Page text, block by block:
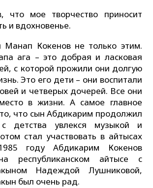
что мое творчество приносит
и вдохновенье.
Манап Кокенов не только этим.
ага – это добрая и ласковая
с которой прожили они долгую
Это его дети – они воспитали
и четверых дочерей. Все они
в жизни. А самое главное
то, что сын Абдикарим продолжил
детства увлекся музыкой и
стал участвовать в айтысах
году Абдикарим Кокенов
республиканском айтысе с
Надеждой Лушниковой,
был очень рад.